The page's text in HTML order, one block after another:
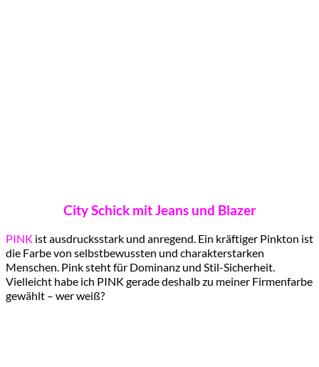
City Schick mit Jeans und Blazer
PINK ist ausdrucksstark und anregend. Ein kräftiger Pinkton ist
die Farbe von selbstbewussten und charakterstarken
Menschen. Pink steht für Dominanz und Stil-Sicherheit.
Vielleicht habe ich PINK gerade deshalb zu meiner Firmenfarbe
gewählt – wer weiß?